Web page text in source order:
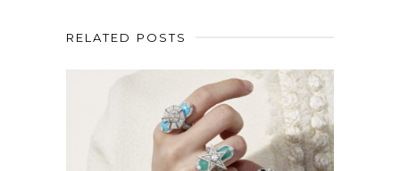
RELATED POSTS